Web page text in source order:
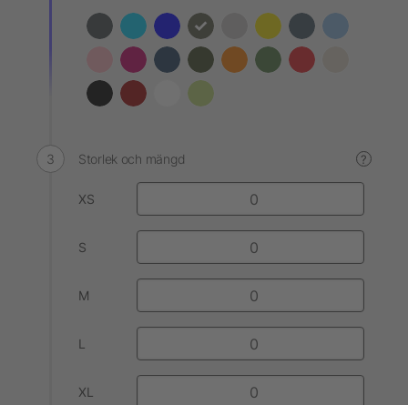
Storlek och mängd ?
XS
S
M
L
XL